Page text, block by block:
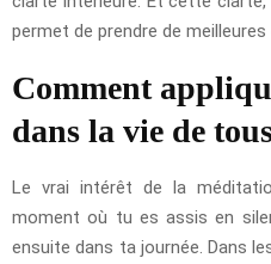
permet de prendre de meilleures
Comment
dans la vie de
Le vrai intérêt de la
moment où tu es assis en
ensuite dans ta journée. Dans